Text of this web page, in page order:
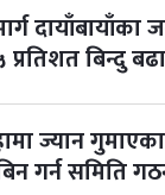
दायाँबायाँका
बिन्दु
ज्यान
गर्न समिति